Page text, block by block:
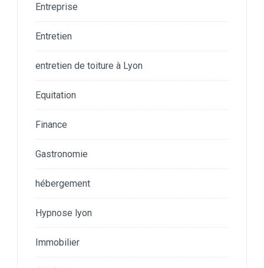
Entreprise
Entretien
entretien de toiture à Lyon
Equitation
Finance
Gastronomie
hébergement
Hypnose lyon
Immobilier